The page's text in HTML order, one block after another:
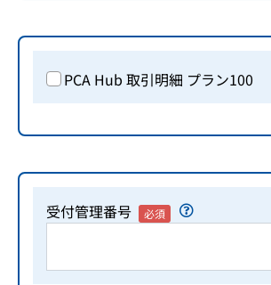
PCA Hub 取引明細 プラン100
受付管理番号 必須